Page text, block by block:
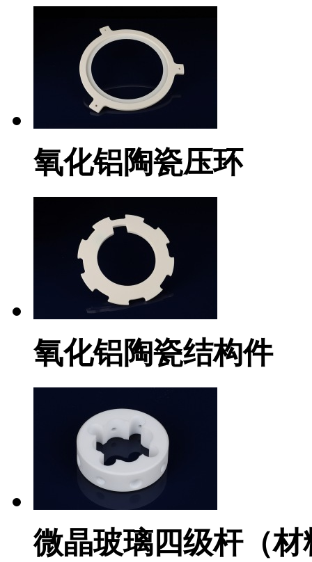
氧化铝陶瓷压环
氧化铝陶瓷结构件
微晶玻璃四级杆（